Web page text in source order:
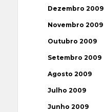
Dezembro 2009
Novembro 2009
Outubro 2009
Setembro 2009
Agosto 2009
Julho 2009
Junho 2009